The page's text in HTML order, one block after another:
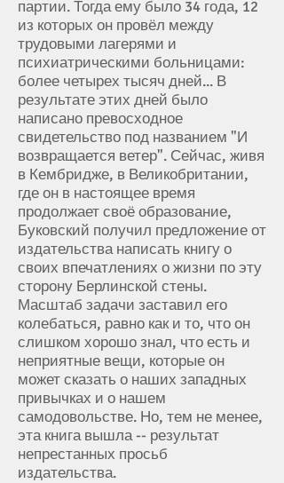
партии. Тогда ему было 34 года, 12
из которых он провёл между
трудовыми лагерями и
психиатрическими больницами:
более четырех тысяч дней... В
результате этих дней было
написано превосходное
свидетельство под названием "И
возвращается ветер". Сейчас, живя
в Кембридже, в Великобритании,
где он в настоящее время
продолжает своё образование,
Буковский получил предложение от
издательства написать книгу о
своих впечатлениях о жизни по эту
сторону Берлинской стены.
Масштаб задачи заставил его
колебаться, равно как и то, что он
слишком хорошо знал, что есть и
неприятные вещи, которые он
может сказать о наших западных
привычках и о нашем
самодовольстве. Но, тем не менее,
эта книга вышла -- результат
непрестанных просьб
издательства.